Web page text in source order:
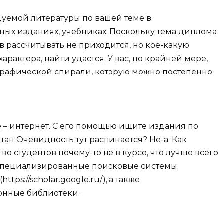
литературы по вашей теме в
изданиях, учебниках. Посколькутема диплома
рассчитывать не приходится, но кое-какую
найти удастся. У вас, по крайней мере,
спирали, которую можно постепенно
– интернет. С его помощью ищите издания по
Очевидность тут распинается? Не-а. Как
студентов почему-то не в курсе, что лучше всего
поисковые системы
https://scholar.google.ru/), а также
библиотеки.